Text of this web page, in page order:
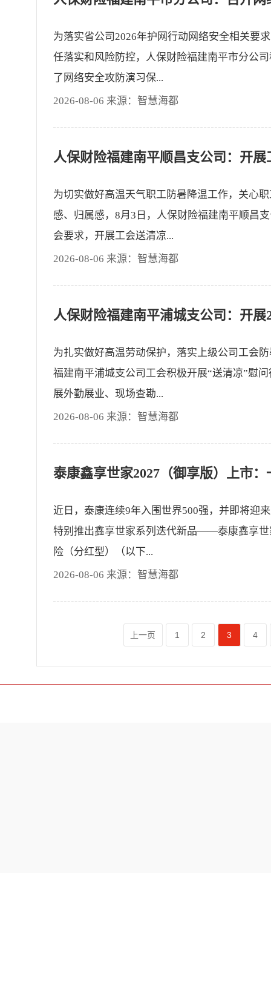
为落实省公司2026年护网行动网络安全相关要
任落实和风险防控，人保财险福建南平市分公
了网络安全攻防演习保...
2026-08-06 来源：智慧海都
为切实做好高温天气职工防暑降温工作，关心
感、归属感，8月3日，人保财险福建南平顺昌
会要求，开展工会送清凉...
2026-08-06 来源：智慧海都
为扎实做好高温劳动保护，落实上级公司工会
福建南平浦城支公司工会积极开展“送清凉”慰
展外勤展业、现场查勘...
2026-08-06 来源：智慧海都
近日，泰康连续9年入围世界500强，并即将迎
特别推出鑫享世家系列迭代新品——泰康鑫享世
险（分红型）（以下...
2026-08-06 来源：智慧海都
上一页 1 2 3 4